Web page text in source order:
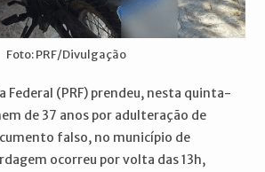
Foto: PRF/Divulgação
Federal (PRF) prendeu, nesta quinta-
de 37 anos por adulteração de
falso, no município de
ocorreu por volta das 13h,